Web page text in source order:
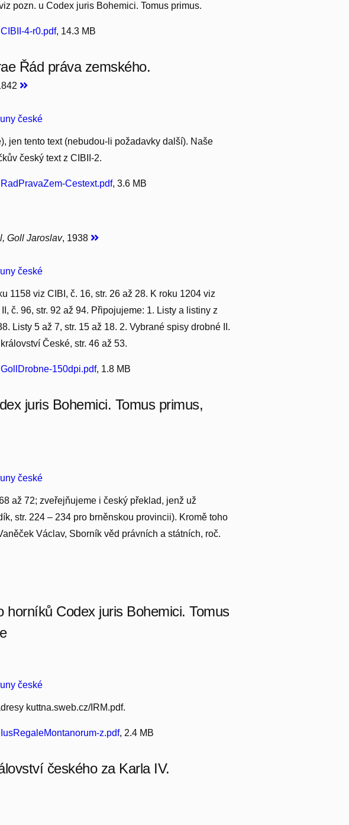
pozn. u Codex juris Bohemici. Tomus primus.
CIBII-4-r0.pdf, 14.3 MB
Řád práva zemského.
české
jen tento text (nebudou-li požadavky další). Naše
český text z CIBII-2.
RadPravaZem-Cestext.pdf, 3.6 MB
Goll Jaroslav, 1938
české
1158 viz CIBI, č. 16, str. 26 až 28. K roku 1204 viz
č. 96, str. 92 až 94. Připojujeme: 1. Listy a listiny z
Listy 5 až 7, str. 15 až 18. 2. Vybrané spisy drobné II.
České, str. 46 až 53.
GollDrobne-150dpi.pdf, 1.8 MB
juris Bohemici. Tomus primus,
české
až 72; zveřejňujeme i český překlad, jenž už
str. 224 – 234 pro brněnskou provincii). Kromě toho
Václav, Sborník věd právních a státních, roč.
Codex juris Bohemici. Tomus
české
kuttna.sweb.cz/IRM.pdf.
IusRegaleMontanorum-z.pdf, 2.4 MB
českého za Karla IV.